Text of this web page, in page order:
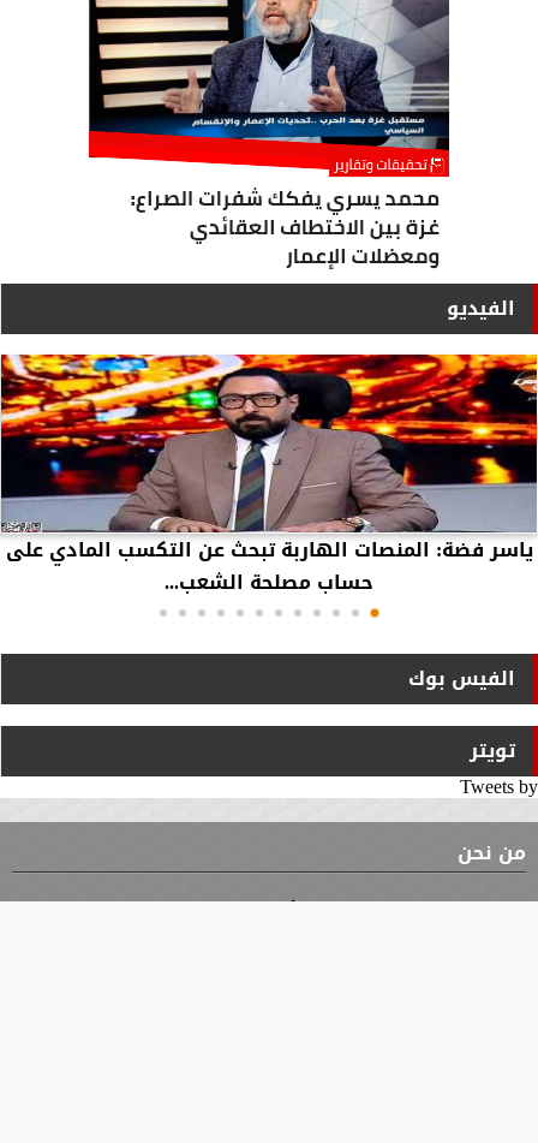
الفيديو
ياسر فضة: المنصات الهاربة تبحث عن التكسب المادي على
حساب مصلحة الشعب...
الفيس بوك
تويتر
Tweets by
من نحن